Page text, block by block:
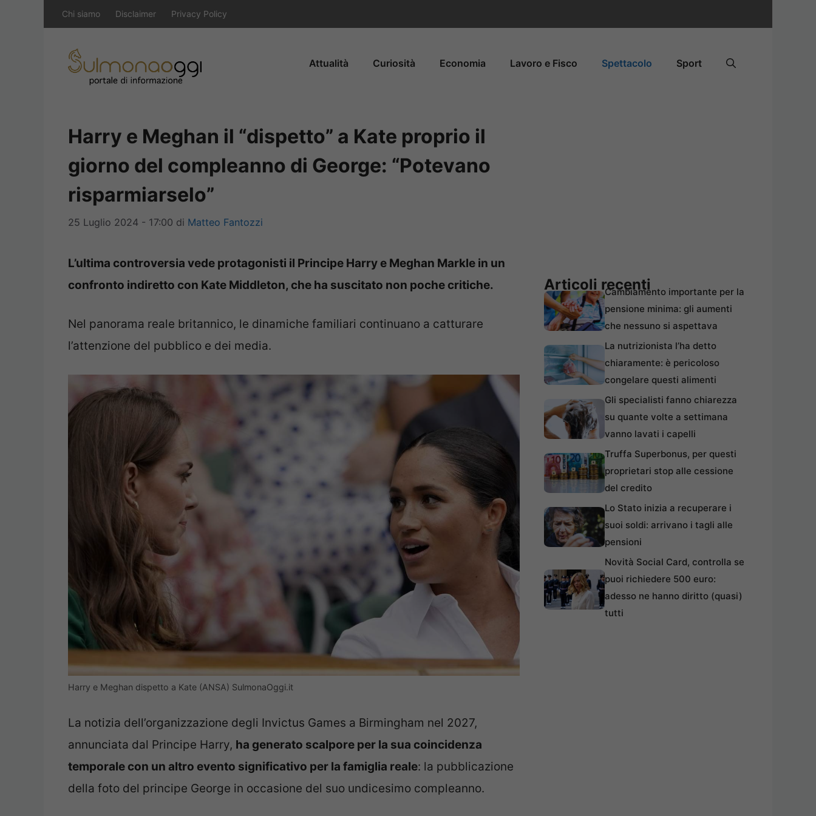
Chi siamo Disclaimer Privacy Policy
Attualità Curiosità Economia Lavoro e Fisco Spettacolo Sport
Harry e Meghan il “dispetto” a Kate proprio il
giorno del compleanno di George: “Potevano
risparmiarselo”
25 Luglio 2024 - 17:00 di Matteo Fantozzi
L’ultima controversia vede protagonisti il Principe Harry e Meghan Markle in un
confronto indiretto con Kate Middleton, che ha suscitato non poche critiche.
Nel panorama reale britannico, le dinamiche familiari continuano a catturare
l’attenzione del pubblico e dei media.
Harry e Meghan dispetto a Kate (ANSA) SulmonaOggi.it
La notizia dell’organizzazione degli Invictus Games a Birmingham nel 2027,
annunciata dal Principe Harry, ha generato scalpore per la sua coincidenza
temporale con un altro evento significativo per la famiglia reale: la pubblicazione
della foto del principe George in occasione del suo undicesimo compleanno.
Articoli recentiCambiamento importante per la
pensione minima: gli aumenti
che nessuno si aspettava
La nutrizionista l’ha detto
chiaramente: è pericoloso
congelare questi alimenti
Gli specialisti fanno chiarezza
su quante volte a settimana
vanno lavati i capelli
Truffa Superbonus, per questi
proprietari stop alle cessione
del credito
Lo Stato inizia a recuperare i
suoi soldi: arrivano i tagli alle
pensioni
Novità Social Card, controlla se
puoi richiedere 500 euro:
adesso ne hanno diritto (quasi)
tutti